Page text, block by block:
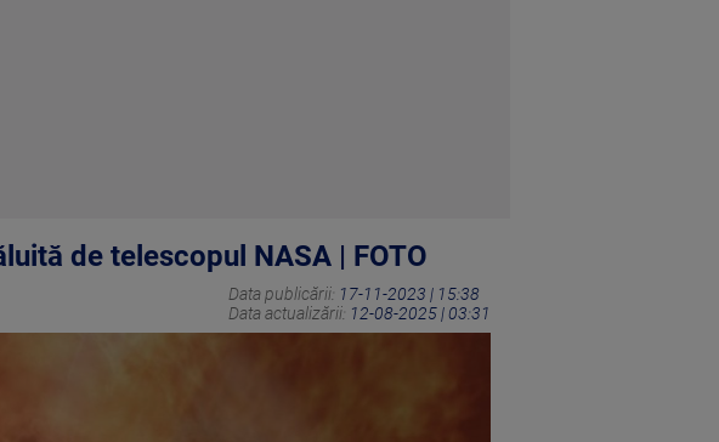
de telescopul NASA | FOTO
Data publicării: 17-11-2023 | 15:38
Data actualizării: 12-08-2025 | 03:31